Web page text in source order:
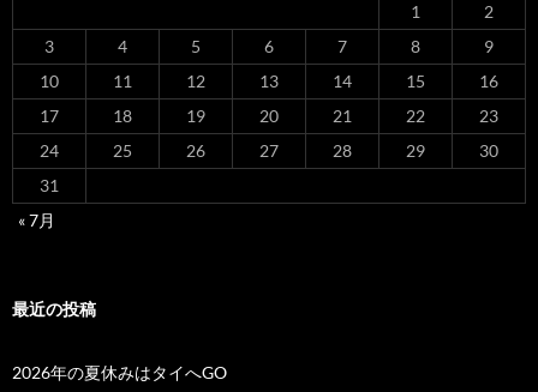
1
2
3
4 5 6 7 8
9
10
11 12 13 14 15
16
17
18 19 20 21 22
23
24
25 26 27 28 29
30
31
« 7月
最近の投稿
2026年の夏休みはタイへGO